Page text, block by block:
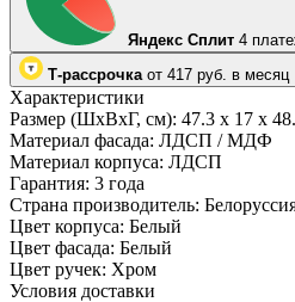
Яндекс Сплит 4
Т-рассрочка от 417 руб. в месяц
Характеристики
Размер (ШхВхГ, см): 47.3 х 17 х
Материал фасада: ЛДСП / МДФ
Материал корпуса: ЛДСП
Гарантия: 3 года
Страна производитель:
Цвет корпуса: Белый
Цвет фасада: Белый
Цвет ручек: Хром
Условия доставки